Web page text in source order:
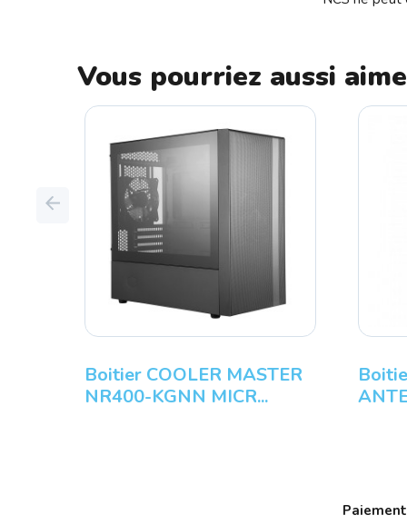
Vous pourriez aussi
Boitier COOLER MASTER
NR400-KGNN MICR...
Previous